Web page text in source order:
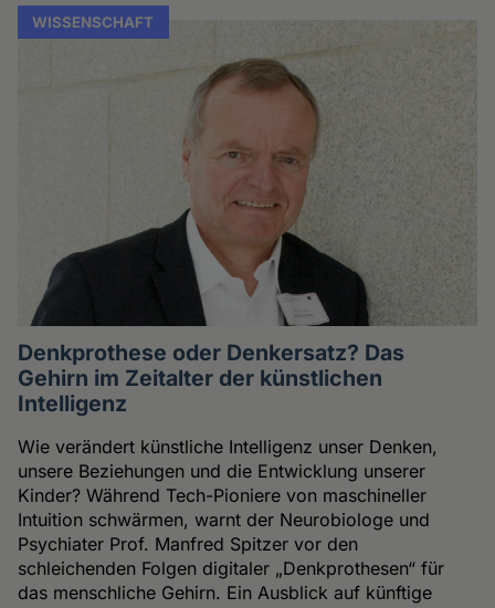
WISSENSCHAFT
Denkprothese oder Denkersatz? Das
Gehirn im Zeitalter der künstlichen
Intelligenz
Wie verändert künstliche Intelligenz unser Denken,
unsere Beziehungen und die Entwicklung unserer
Kinder? Während Tech-Pioniere von maschineller
Intuition schwärmen, warnt der Neurobiologe und
Psychiater Prof. Manfred Spitzer vor den
schleichenden Folgen digitaler „Denkprothesen“ für
das menschliche Gehirn. Ein Ausblick auf künftige